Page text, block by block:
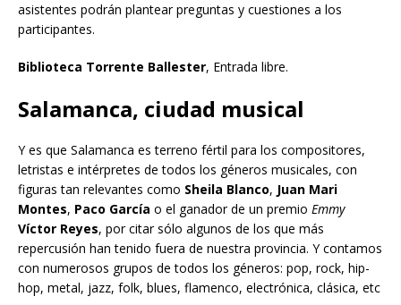
asistentes podrán plantear preguntas y cuestiones a los
participantes.
Biblioteca Torrente Ballester, Entrada libre.
Salamanca, ciudad musical
Y es que Salamanca es terreno fértil para los compositores,
letristas e intérpretes de todos los géneros musicales, con
figuras tan relevantes como Sheila Blanco, Juan Mari
Montes, Paco García o el ganador de un premio Emmy
Víctor Reyes, por citar sólo algunos de los que más
repercusión han tenido fuera de nuestra provincia. Y contamos
con numerosos grupos de todos los géneros: pop, rock, hip-
hop, metal, jazz, folk, blues, flamenco, electrónica, clásica, etc